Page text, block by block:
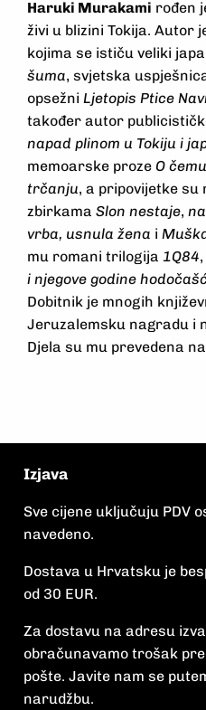
Haruki Murakami rođen
živi u blizini Tokija. Autor
kojima se ističu veliki
šuma, svjetska
opsežni Ljetopis Ptice
također autor
napad plinom u Tokiju i
memoarske proze O
trčanju, a pripovijetke su
zbirkama Slon nestaje,
vrba, usnula žena i
mu romani trilogija 1Q84,
i njegove godine
Dobitnik je mnogih
Jeruzalemsku nagradu i
Djela su mu prevedena
Izjava
Sve cijene uključuju PDV
navedeno.
Dostava u Hrvatsku je
od 30 EUR.
Za dostavu na adresu
obračunavamo trošak
pošte. Javite nam se
narudžbu.